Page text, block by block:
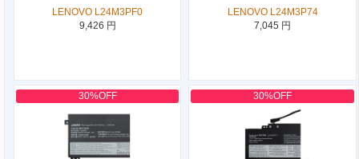
LENOVO L24M3PF0
9,426 円
LENOVO L24M3P74
7,045 円
30%OFF 30%OFF